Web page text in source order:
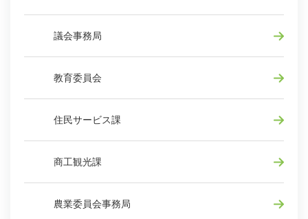
議会事務局
教育委員会
住民サービス課
商工観光課
農業委員会事務局